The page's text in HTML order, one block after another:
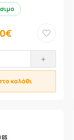
+
καλάθι